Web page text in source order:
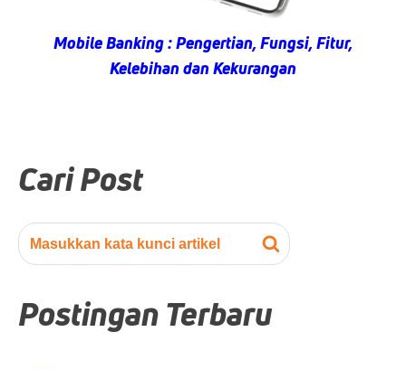
Mobile Banking : Pengertian, Fungsi, Fitur,
Kelebihan dan Kekurangan
Cari Post
Postingan Terbaru